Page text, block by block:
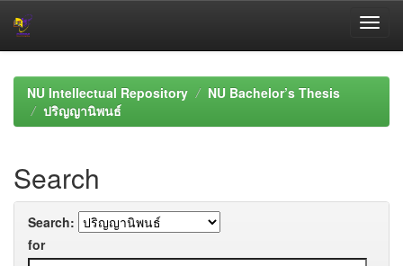
navigationNU Intellectual Repository
NU Bachelor’s Thesis
ปริญญานิพนธ์
Search
Search:
for